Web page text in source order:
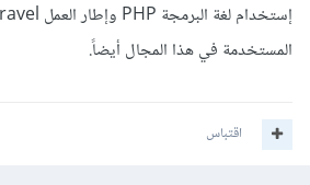
المستخدمة في هذا المجال أيضاً.
اقتباس